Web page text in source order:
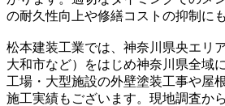
の耐久性向上や修繕コストの抑制に
松本建装工業では、神奈川県央エリ
大和市など）をはじめ神奈川県全域
工場・大型施設の外壁塗装工事や屋
施工実績もございます。現地調査か